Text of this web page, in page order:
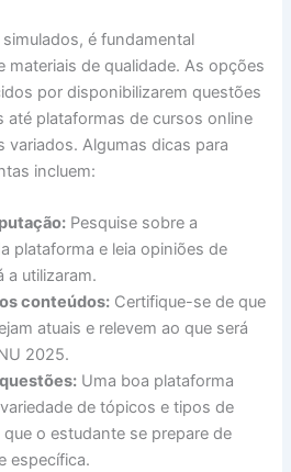
é fundamental
materiais de qualidade. As opções
por disponibilizarem questões
até plataformas de cursos online
variados. Algumas dicas para
incluem:
Pesquise sobre a
plataforma e leia opiniões de
a utilizaram.
conteúdos: Certifique-se de que
atuais e relevem ao que será
2025.
Uma boa plataforma
de tópicos e tipos de
o estudante se prepare de
específica.